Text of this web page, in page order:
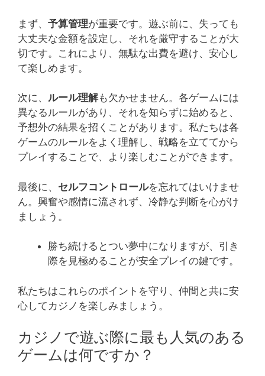
まず、 予算管理が重要です。遊ぶ前に、失っても
大丈夫な金額を設定し、それを厳守することが大
切です。これにより、無駄な出費を避け、安心し
て楽しめます。
次に、 ルール理解も欠かせません。各ゲームには
異なるルールがあり、それを知らずに始めると、
予想外の結果を招くことがあります。私たちは各
ゲームのルールをよく理解し、戦略を立ててから
プレイすることで、より楽しむことができます。
最後に、 セルフコントロールを忘れてはいけませ
ん。興奮や感情に流されず、冷静な判断を心がけ
ましょう。
勝ち続けるとつい夢中になりますが、引き
際を見極めることが安全プレイの鍵です。
私たちはこれらのポイントを守り、仲間と共に安
心してカジノを楽しみましょう。
カジノで遊ぶ際に最も人気のある
ゲームは何ですか？